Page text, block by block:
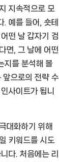
지속적으로 모
. 예를 들어, 숏테
떤 날 갑자기 검
면, 그 날에 어떤
지를 분석해 볼
앞으로의 전략 수
사이트가 됩니
대화하기 위해
키워드를 시도
다. 처음에는 리